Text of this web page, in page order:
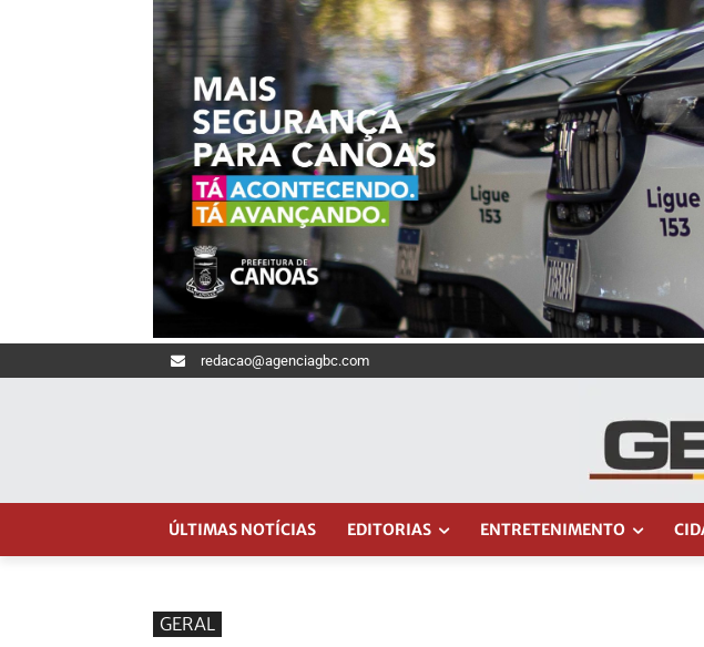
redacao@agenciagbc.com
ÚLTIMAS NOTÍCIAS EDITORIAS ENTRETENIMENTO
GERAL